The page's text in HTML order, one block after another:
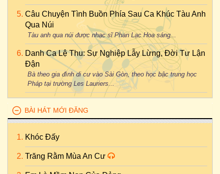
Câu Chuyện Tình Buồn Phía Sau Ca Khúc Tàu Anh
Qua Núi
Tàu anh qua núi được nhạc sĩ Phan Lạc Hoa sáng...
Danh Ca Lệ Thu: Sự Nghiệp Lẫy Lừng, Đời Tư Lận
Đận
Bà theo gia đình di cư vào Sài Gòn, theo học bậc trung học
Pháp tại trường Les Lauriers...
BÀI HÁT MỚI ĐĂNG
Khóc Đấy
Trăng Rằm Mùa An Cư